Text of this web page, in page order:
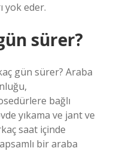
yok eder.
sürer?
gün sürer? Araba
bağlı
yıkama ve jant ve
saat içinde
bir araba